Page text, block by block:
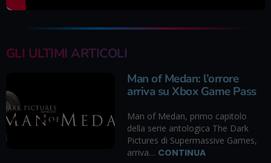
GLI ULTIMI ARTICOLI
Man of Medan: l’orrore
arriva su Xbox Game Pass
Man of Medan, primo capitolo
della serie antologica The Dark
Pictures di Supermassive Games,
arriva… CONTINUA